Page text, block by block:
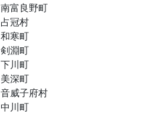
南富良野町
占冠村
和寒町
剣淵町
下川町
美深町
音威子府村
中川町